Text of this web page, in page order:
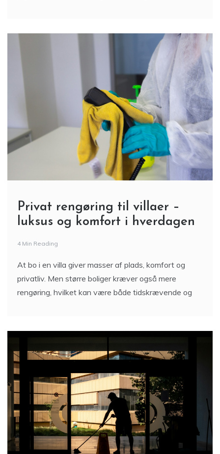
Privat rengøring til villaer –
luksus og komfort i hverdagen
4 Min Reading
At bo i en villa giver masser af plads, komfort og
privatliv. Men større boliger kræver også mere
rengøring, hvilket kan være både tidskrævende og